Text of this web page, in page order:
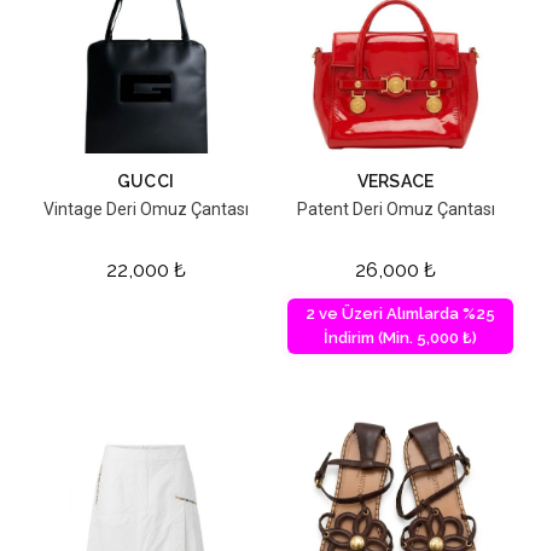
GUCCI
Vintage Deri Omuz Çantası
22,000 ₺
VERSACE
Patent Deri Omuz Çantası
26,000 ₺
2 ve Üzeri Alımlarda %25
İndirim (Min. 5,000 ₺)